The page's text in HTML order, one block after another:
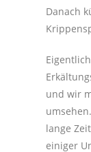
Danach
und wir
lange
einiger